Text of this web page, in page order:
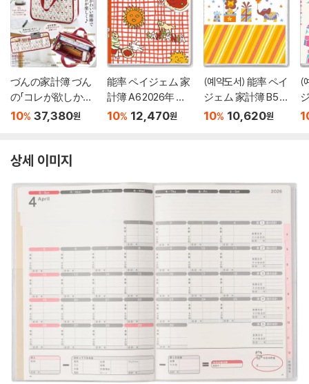
づんの家計簿 づん
の「コレが欲しかっ
た!」家計管理がはか
10% 37,380원
能率 ペイジェム 家
計簿 A6 2026年 ウ
ィ-クリ- A.S.マン
10% 12,470원
(예약도서) 能率 ペイ
ジェム 家計簿 B5 2
027年 マンスリ? ら
10% 10,620원
(
상세 이미지